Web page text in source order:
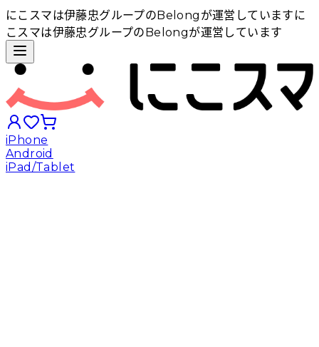
にこスマは伊藤忠グループのBelongが運営しています に
こスマは伊藤忠グループのBelongが運営しています
iPhone
Android
iPad/Tablet